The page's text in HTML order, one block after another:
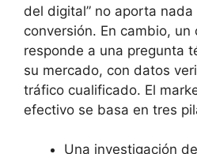
del digital” no aporta nada
conversión. En cambio, un
responde a una pregunta
su mercado, con datos
tráfico cualificado. El
efectivo se basa en tres
Una investigación